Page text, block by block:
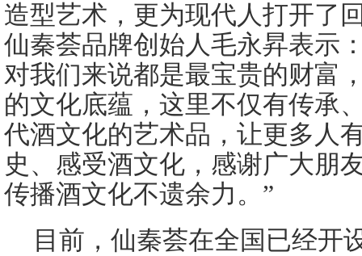
造型艺术，更为现代人打开了
仙秦荟品牌创始人毛永昇表示
对我们来说都是最宝贵的财富
的文化底蕴，这里不仅有传承
代酒文化的艺术品，让更多人
史、感受酒文化，感谢广大朋
传播酒文化不遗余力。”
目前，仙秦荟在全国已经开